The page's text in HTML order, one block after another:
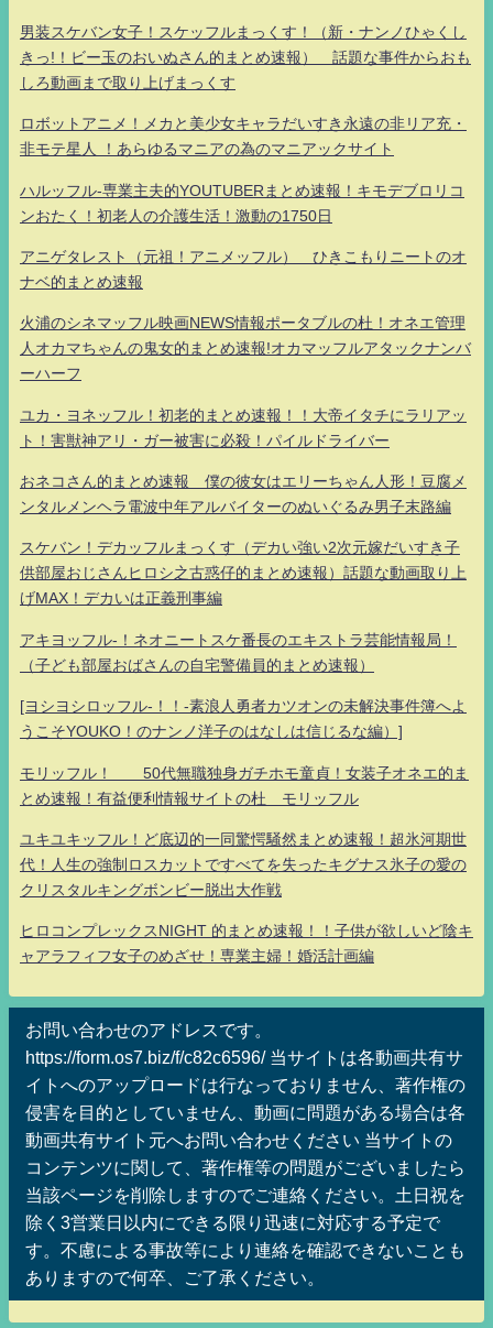
男装スケバン女子！スケッフルまっくす！（新・ナンノひゃくし
きっ!！ビー玉のおいぬさん的まとめ速報） 話題な事件からおも
しろ動画まで取り上げまっくす
ロボットアニメ！メカと美少女キャラだいすき永遠の非リア充・
非モテ星人 ！あらゆるマニアの為のマニアックサイト
ハルッフル-専業主夫的YOUTUBERまとめ速報！キモデブロリコ
ンおたく！初老人の介護生活！激動の1750日
アニゲタレスト（元祖！アニメッフル） ひきこもりニートのオ
ナベ的まとめ速報
火浦のシネマッフル映画NEWS情報ポータブルの杜！オネエ管理
人オカマちゃんの鬼女的まとめ速報!オカマッフルアタックナンバ
ーハーフ
ユカ・ヨネッフル！初老的まとめ速報！！大帝イタチにラリアッ
ト！害獣神アリ・ガー被害に必殺！パイルドライバー
おネコさん的まとめ速報 僕の彼女はエリーちゃん人形！豆腐メ
ンタルメンヘラ電波中年アルバイターのぬいぐるみ男子末路編
スケバン！デカッフルまっくす（デカい強い2次元嫁だいすき子
供部屋おじさんヒロシ之古惑仔的まとめ速報）話題な動画取り上
げMAX！デカいは正義刑事編
アキヨッフル-！ネオニートスケ番長のエキストラ芸能情報局！
（子ども部屋おばさんの自宅警備員的まとめ速報）
[ヨシヨシロッフル-！！-素浪人勇者カツオンの未解決事件簿へよ
うこそYOUKO！のナンノ洋子のはなしは信じるな編）]
モリッフル！ 50代無職独身ガチホモ童貞！女装子オネエ的ま
とめ速報！有益便利情報サイトの杜 モリッフル
ユキユキッフル！ど底辺的一同驚愕騒然まとめ速報！超氷河期世
代！人生の強制ロスカットですべてを失ったキグナス氷子の愛の
クリスタルキングボンビー脱出大作戦
ヒロコンプレックスNIGHT 的まとめ速報！！子供が欲しいど陰キ
ャアラフィフ女子のめざせ！専業主婦！婚活計画編
お問い合わせのアドレスです。
https://form.os7.biz/f/c82c6596/ 当サイトは各動画共有サ
イトへのアップロードは行なっておりません、著作権の
侵害を目的としていません、動画に問題がある場合は各
動画共有サイト元へお問い合わせください 当サイトの
コンテンツに関して、著作権等の問題がございましたら
当該ページを削除しますのでご連絡ください。土日祝を
除く3営業日以内にできる限り迅速に対応する予定で
す。不慮による事故等により連絡を確認できないことも
ありますので何卒、ご了承ください。